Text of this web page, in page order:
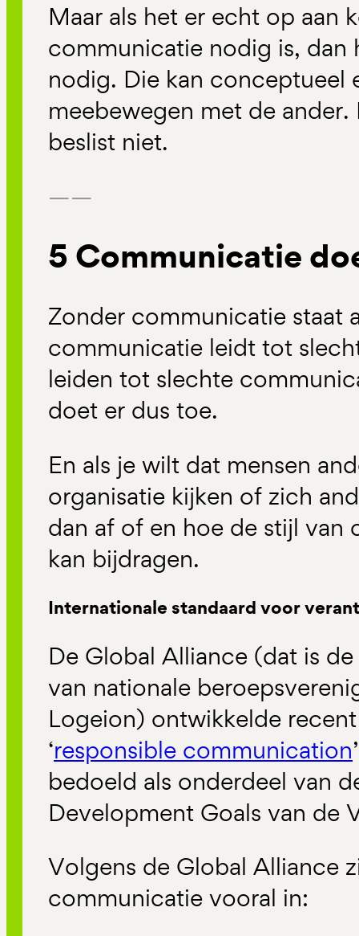
Maar als het er echt op aan
communicatie nodig is, dan
nodig. Die kan conceptueel
meebewegen met de
beslist niet.
——
5 Communicatie
Zonder communicatie staat
communicatie leidt tot
leiden tot slechte
doet er dus toe.
En als je wilt dat mensen
organisatie kijken of zich
dan af of en hoe de stijl van
kan bijdragen.
Internationale standaard voor
De Global Alliance (dat is
van nationale
Logeion) ontwikkelde
‘responsible communication
bedoeld als onderdeel van
Development Goals van de
Volgens de Global Alliance
communicatie vooral in: